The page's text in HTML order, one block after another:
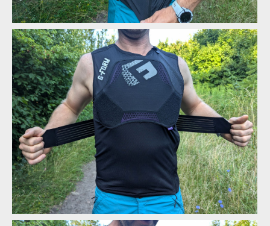
zapinani
zapinani
zapinani
zapinani
zapinani